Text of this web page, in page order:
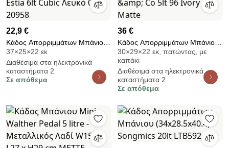
22,9 €
Κάδος Απορριμμάτων Μπάνιου
(24.1x21.3x31.6) Estia 6lt Cubic
Λευκό 02-20958
37×25×22 εκ
Διαθέσιμα στα ηλεκτρονικά
καταστήματα 2
Σε απόθεμα
36 €
Κάδος Απορριμμάτων Μπάνιου
(Φ20x28) Pam &amp; Co 5lt 96
Ivory Matte
30×29×22 εκ, πατώντας, με
καπάκι
Διαθέσιμα στα ηλεκτρονικά
καταστήματα 2
Σε απόθεμα